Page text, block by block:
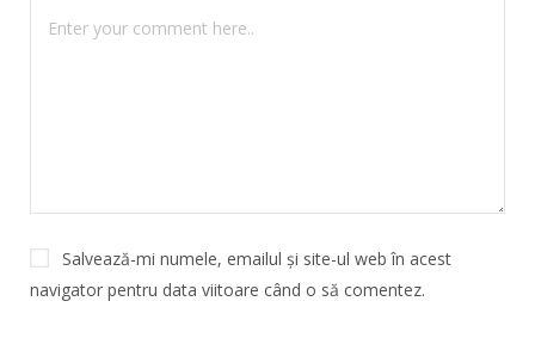
Salvează-mi numele, emailul și site-ul web în acest
navigator pentru data viitoare când o să comentez.